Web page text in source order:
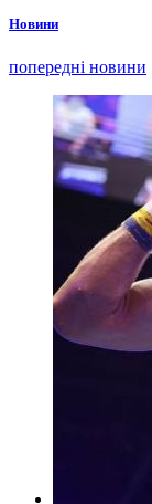
Новини
попередні новини